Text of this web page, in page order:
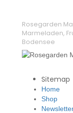
Rosegarden
Marmeladen,
Bodensee
Sitemap
Home
Shop